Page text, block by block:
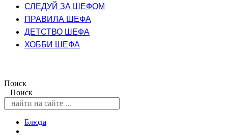
СЛЕДУЙ ЗА ШЕФОМ
ПРАВИЛА ШЕФА
ДЕТСТВО ШЕФА
ХОББИ ШЕФА
Поиск
Поиск
Блюда